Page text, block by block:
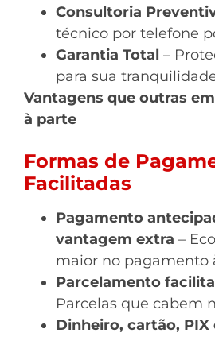
Consultoria
técnico por telefone
Garantia Total –
para sua
Vantagens que outras
à parte
Formas de
Facilitadas
Pagamento
vantagem extra –
maior no pagamento
Parcelamento
Parcelas que cabem
Dinheiro, cartão, PIX